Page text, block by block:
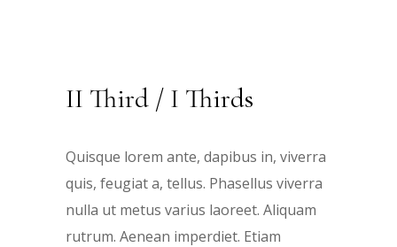
II Third / I Thirds
Quisque lorem ante, dapibus in, viverra
quis, feugiat a, tellus. Phasellus viverra
nulla ut metus varius laoreet. Aliquam
rutrum. Aenean imperdiet. Etiam